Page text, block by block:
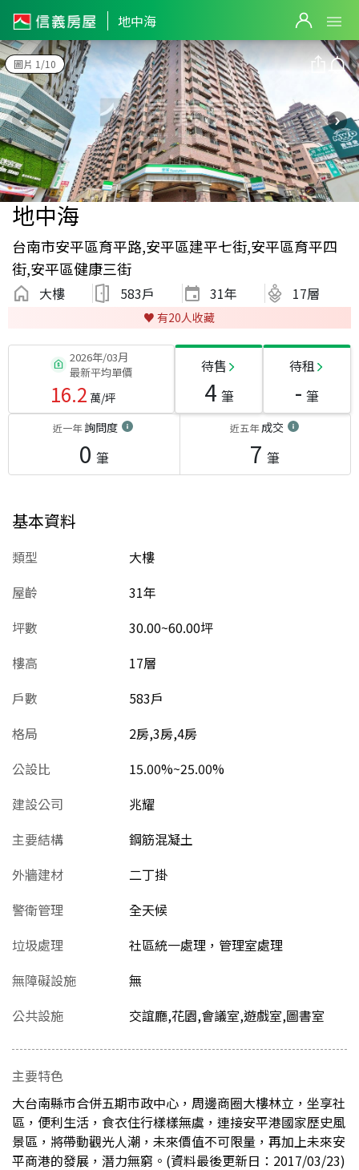
地中海
圖片 1/10
地中海
台南市安平區育平路,安平區建平七街,安平區育平四
街,安平區健康三街
大樓 583戶 31年 17層
♥️ 有20人收藏
2026年/03月
最新平均單價
16.2 萬/坪
待售
4 筆
待租
- 筆
近一年詢問度
0 筆
近五年成交
7 筆
基本資料
類型
大樓
屋齡
31年
坪數
30.00~60.00坪
樓高
17層
戶數
583戶
格局
2房,3房,4房
公設比
15.00%~25.00%
建設公司
兆耀
主要結構
鋼筋混凝土
外牆建材
二丁掛
警衛管理
全天候
垃圾處理
社區統一處理，管理室處理
無障礙設施
無
公共設施
交誼廳,花園,會議室,遊戲室,圖書室
主要特色
大台南縣市合併五期市政中心，周邊商圈大樓林立，坐享社
區，便利生活，食衣住行樣樣無虞，連接安平港國家歷史風
景區，將帶動觀光人潮，未來價值不可限量，再加上未來安
平商港的發展，潛力無窮。(資料最後更新日：2017/03/23)